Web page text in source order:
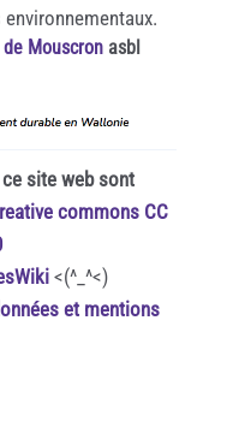
de Mouscronasbl
site web sont
commons CC
<(^_^<)
et mentions